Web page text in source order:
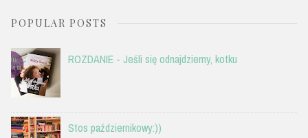
POPULAR POSTS
ROZDANIE - Jeśli się odnajdziemy, kotku
Stos październikowy:))